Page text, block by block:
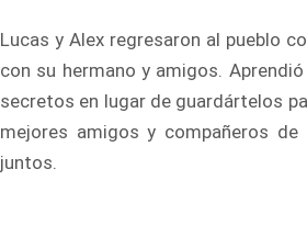
Lucas y Alex regresaron al pueblo
con su hermano y amigos.
secretos en lugar de guardártelos
mejores amigos y compañeros
juntos.